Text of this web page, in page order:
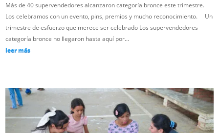
Más de 40 supervendedores alcanzaron categoría bronce este trimestre.
Los celebramos con un evento, pins, premios y mucho reconocimiento. Un
trimestre de esfuerzo que merece ser celebrado Los supervendedores
categoría bronce no llegaron hasta aquí por...
leer más